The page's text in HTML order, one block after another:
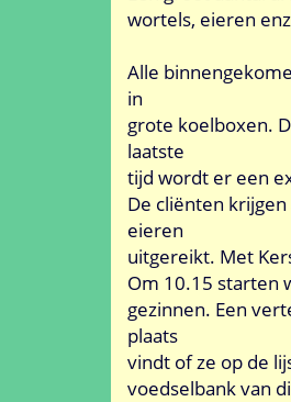
wortels, eieren
Alle
in
grote koelboxen.
laatste
tijd wordt er een
De cliënten
eieren
uitgereikt. Met
Om 10.15 starten
gezinnen. Een
plaats
vindt of ze op de
voedselbank van